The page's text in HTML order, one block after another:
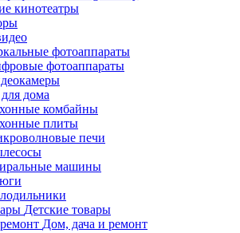
кинотеатры
фотоаппараты
фотоаппараты
дома
комбайны
плиты
печи
машины
Детские товары
Дом, дача и ремонт